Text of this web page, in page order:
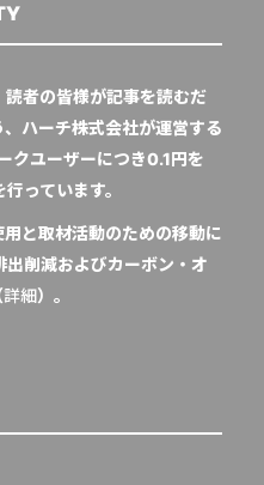
者の皆様が記事を読むだ
ハーチ株式会社が運営する
クユーザーにつき0.1円を
っています。
と取材活動のための移動に
削減およびカーボン・オ
詳細）。